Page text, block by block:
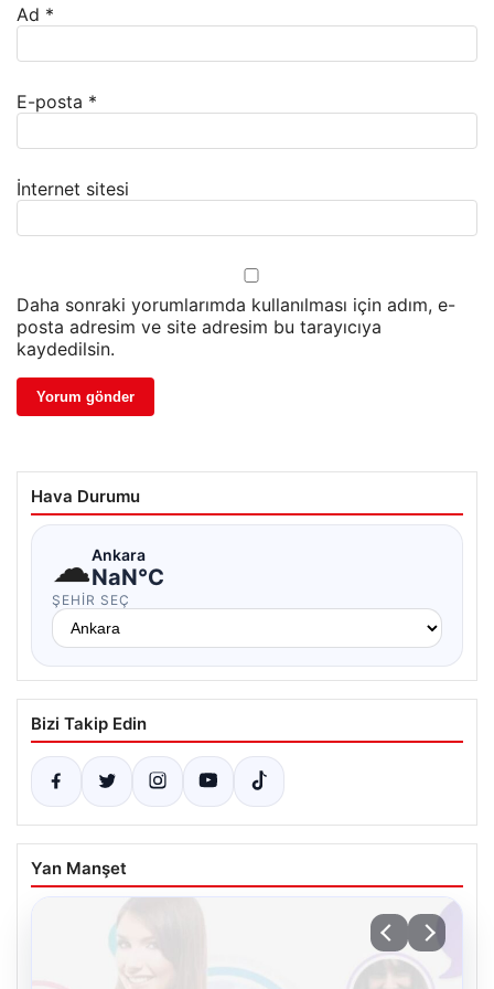
Ad *
E-posta *
İnternet sitesi
Daha sonraki yorumlarımda kullanılması için adım, e-
posta adresim ve site adresim bu tarayıcıya
kaydedilsin.
Hava Durumu
☁Ankara
NaN°C
ŞEHIR SEÇ
Bizi Takip Edin
Yan Manşet